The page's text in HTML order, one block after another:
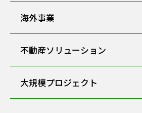
海外事業
不動産ソリューション
大規模プロジェクト